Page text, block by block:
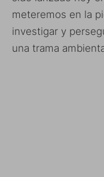
meteremos en la
investigar y
una trama